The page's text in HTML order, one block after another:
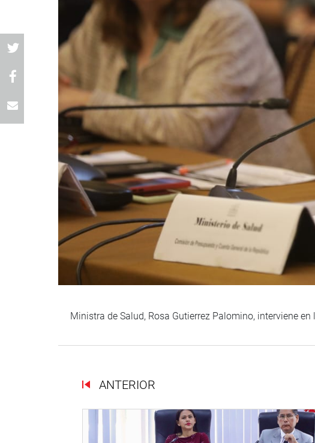
Ministra de Salud, Rosa Gutierrez Palomino, interviene
ANTERIOR